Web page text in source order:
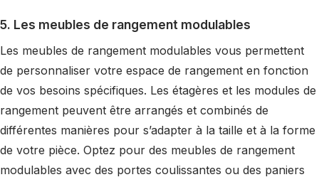
5. Les meubles de rangement modulables
Les meubles de rangement modulables vous permettent
de personnaliser votre espace de rangement en fonction
de vos besoins spécifiques. Les étagères et les modules de
rangement peuvent être arrangés et combinés de
différentes manières pour s’adapter à la taille et à la forme
de votre pièce. Optez pour des meubles de rangement
modulables avec des portes coulissantes ou des paniers